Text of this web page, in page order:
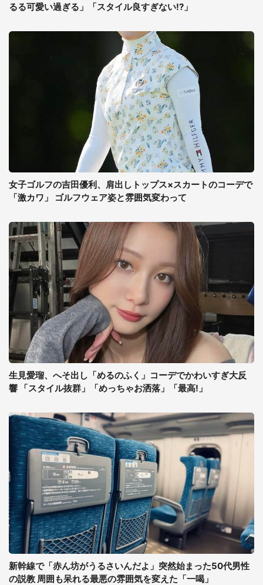
るる可愛い過ぎる」「スタイル良すぎない!?」
女子ゴルフの吉田優利、肩出しトップス×スカートのコーデで
「激カワ」 ゴルフウェア姿と雰囲気変わって
生見愛瑠、へそ出し「めるのふく」コーデでかわいすぎ大反
響 「スタイル抜群」「めっちゃお洒落」「最高!」
新幹線で「赤ん坊がうるさいんだよ」突然始まった50代男性
の説教 周囲も呆れる最悪の雰囲気を変えた「一喝」